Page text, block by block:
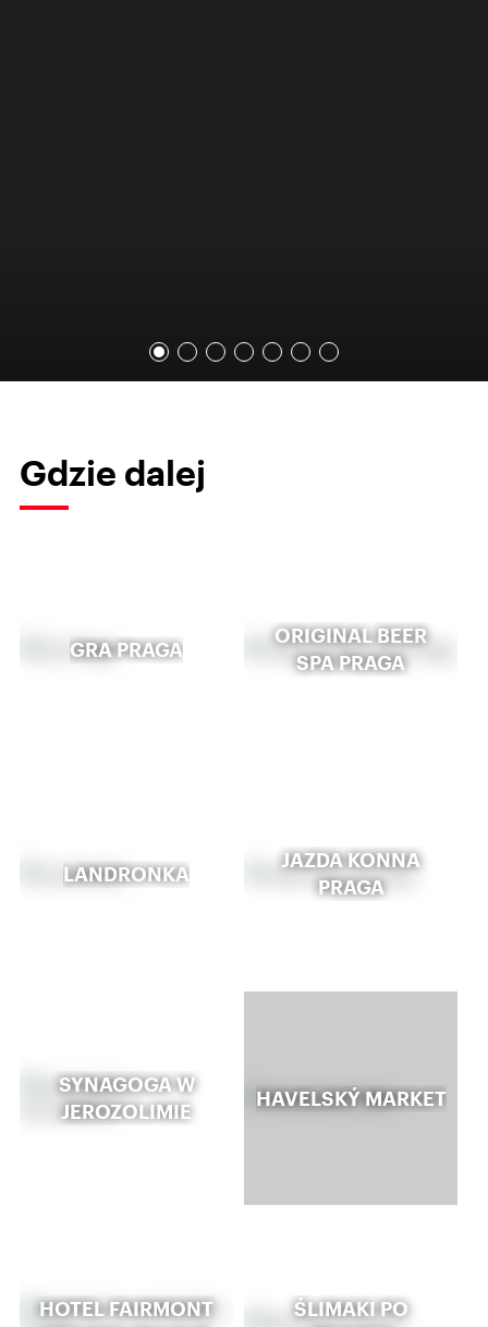
Gdzie dalej
GRA PRAGA
ORIGINAL BEER
SPA PRAGA
LANDRONKA
JAZDA KONNA
PRAGA
SYNAGOGA W
JEROZOLIMIE
HAVELSKÝ MARKET
HOTEL FAIRMONT
ŚLIMAKI PO